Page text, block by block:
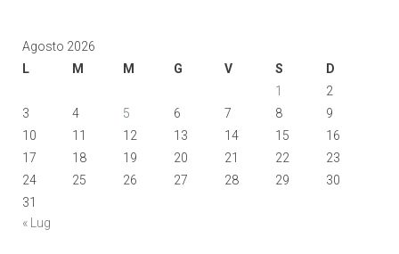
Agosto 2026
L
M M G V S
D
1
2
3
4 5 6 7 8
9
10
11 12 13 14 15
16
17
18 19 20 21 22
23
24
25 26 27 28 29
30
31
« Lug